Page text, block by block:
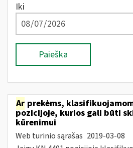
Iki
Paieška
Ar prekėms,
pozicijoje, kurios gali būti
kūrenimui
Web turinio sąrašas 2019-03-08